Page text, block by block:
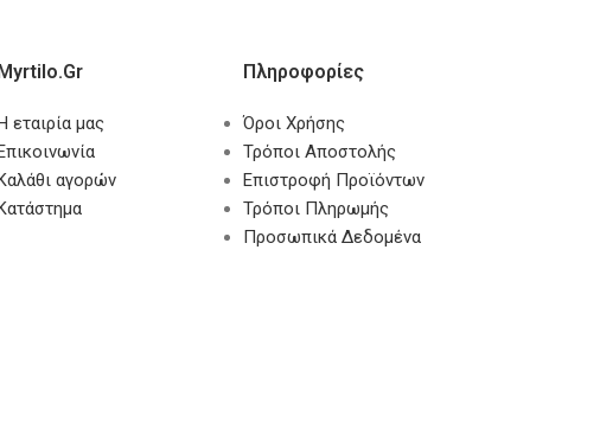
εταιρία μας
αγορών
Πληροφορίες
Όροι Χρήσης
Τρόποι Αποστολής
Επιστροφή Προϊόντων
Τρόποι Πληρωμής
Προσωπικά Δεδομένα